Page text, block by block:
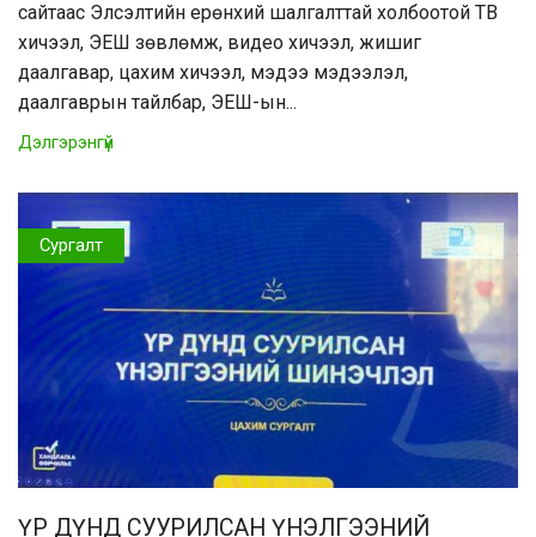
сайтаас Элсэлтийн ерөнхий шалгалттай холбоотой ТВ
хичээл, ЭЕШ зөвлөмж, видео хичээл, жишиг
даалгавар, цахим хичээл, мэдээ мэдээлэл,
даалгаврын тайлбар, ЭЕШ-ын...
Дэлгэрэнгүй
Сургалт
ҮР ДҮНД СУУРИЛСАН ҮНЭЛГЭЭНИЙ